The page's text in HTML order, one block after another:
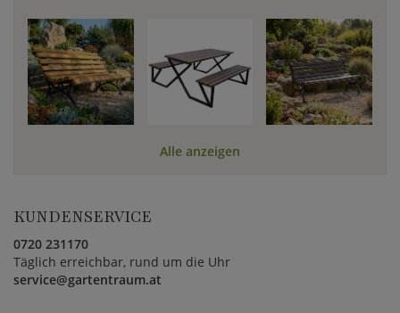
Alle anzeigen
KUNDENSERVICE
0720 231170
Täglich erreichbar, rund um die Uhr
service@gartentraum.at